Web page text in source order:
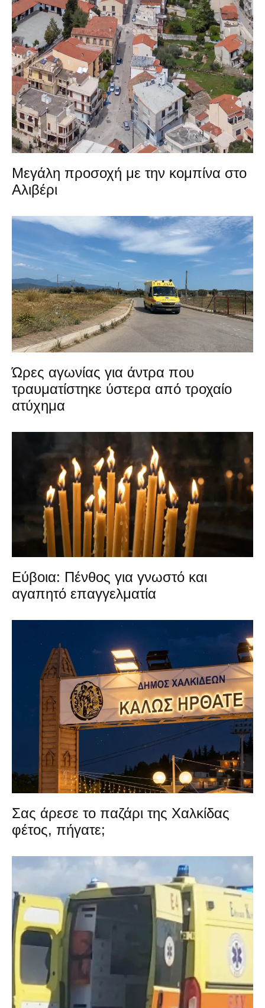
Μεγάλη προσοχή με την κομπίνα στο
Αλιβέρι
Ώρες αγωνίας για άντρα που
τραυματίστηκε ύστερα από τροχαίο
ατύχημα
Εύβοια: Πένθος για γνωστό και
αγαπητό επαγγελματία
Σας άρεσε το παζάρι της Χαλκίδας
φέτος, πήγατε;